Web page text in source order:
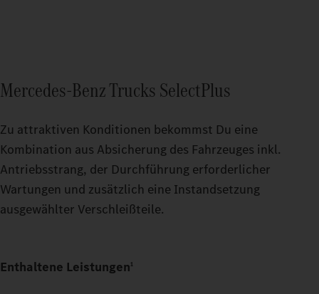
Mercedes‑Benz Trucks SelectPlus
Zu attraktiven Konditionen bekommst Du eine
Kombination aus Absicherung des Fahrzeuges inkl.
Antriebsstrang, der Durchführung erforderlicher
Wartungen und zusätzlich eine Instandsetzung
ausgewählter Verschleißteile.
Enthaltene Leistungen1